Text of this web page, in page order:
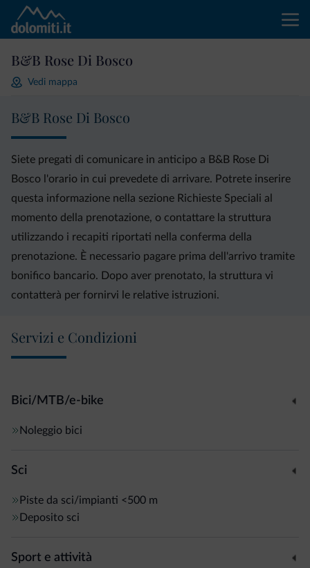
B&B Rose Di Bosco
Vedi mappa
B&B Rose Di Bosco
Siete pregati di comunicare in anticipo a B&B Rose Di
Bosco l'orario in cui prevedete di arrivare. Potrete inserire
questa informazione nella sezione Richieste Speciali al
momento della prenotazione, o contattare la struttura
utilizzando i recapiti riportati nella conferma della
prenotazione. È necessario pagare prima dell'arrivo tramite
bonifico bancario. Dopo aver prenotato, la struttura vi
contatterà per fornirvi le relative istruzioni.
Servizi e Condizioni
Bici/MTB/e-bike
Noleggio bici
Sci
Piste da sci/impianti <500 m
Deposito sci
Sport e attività